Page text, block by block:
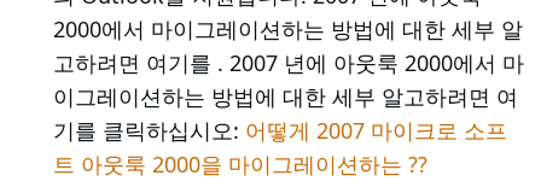
2000에서 마이그레이션하는 방법에 대한 세부 알
고하려면 여기를 . 2007 년에 아웃룩 2000에서 마
이그레이션하는 방법에 대한 세부 알고하려면 여
기를 클릭하십시오: 어떻게 2007 마이크로 소프
트 아웃룩 2000을 마이그레이션하는 ??